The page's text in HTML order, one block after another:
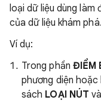
loại dữ liệu dùng
của dữ liệu khám phá.
Ví dụ:
Trong phần ĐIỂM
phương diện
sách LOẠI NÚT